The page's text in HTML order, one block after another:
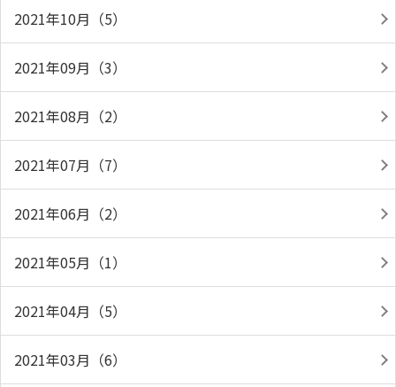
2021年10月（5）
2021年09月（3）
2021年08月（2）
2021年07月（7）
2021年06月（2）
2021年05月（1）
2021年04月（5）
2021年03月（6）